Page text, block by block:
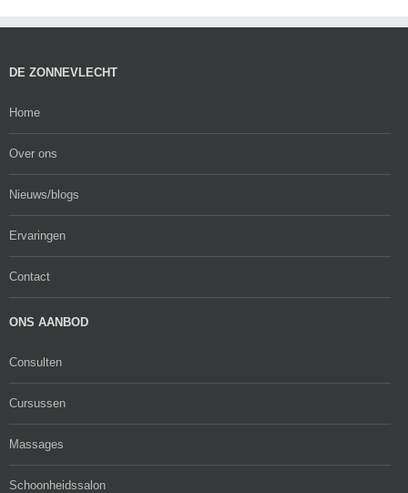
DE ZONNEVLECHT
Home
Over ons
Nieuws/blogs
Ervaringen
Contact
ONS AANBOD
Consulten
Cursussen
Massages
Schoonheidssalon